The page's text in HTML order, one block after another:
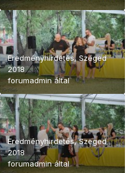
Eredményhirdetés, Szeged
2018
forumadmináltal
Eredményhirdetés, Szeged
2018
forumadmináltal